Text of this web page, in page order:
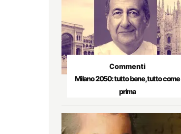
Commenti
Milano 2050: tutto bene, tutto come
prima